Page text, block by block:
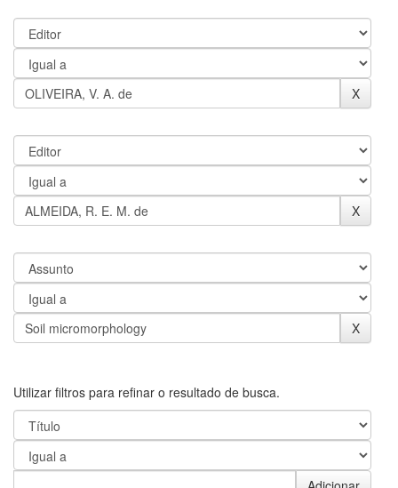
Utilizar filtros para refinar o resultado de busca.